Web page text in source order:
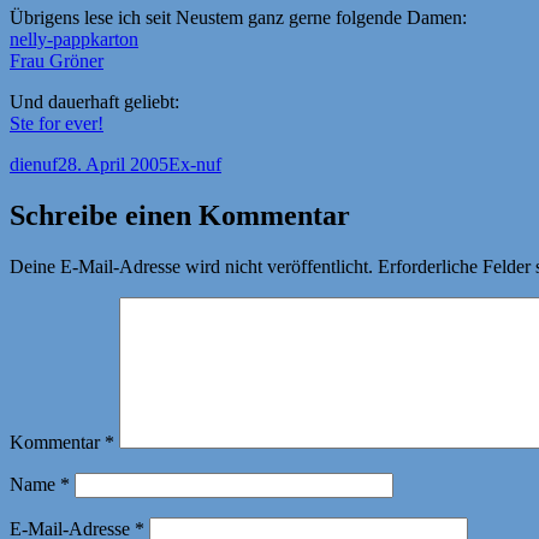
Übrigens lese ich seit Neustem ganz gerne folgende Damen:
nelly-pappkarton
Frau Gröner
Und dauerhaft geliebt:
Ste for ever!
Autor
dienufVeröffentlicht
28. April 2005Kategorien
Ex-nuf
Schreibe einen Kommentar
Deine E-Mail-Adresse wird nicht veröffentlicht. Erforderliche Felder
Kommentar *
Name *
E-Mail-Adresse *